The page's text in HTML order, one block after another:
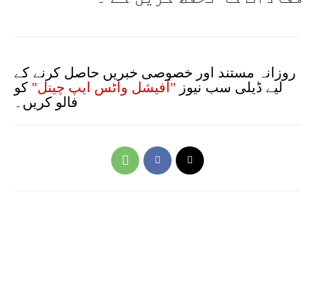
روزانہ مستند اور خصوصی خبریں حاصل کرنے کے
لیے ڈیلی سب نیوز "آفیشل واٹس ایپ چینل" کو
فالو کریں۔